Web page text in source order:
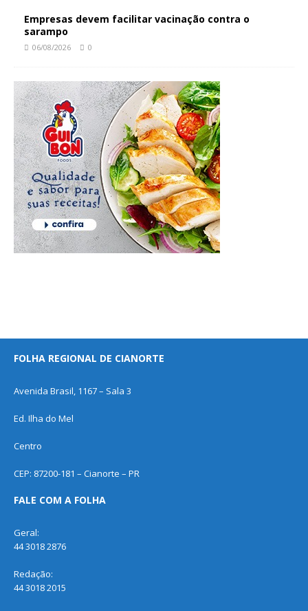
Empresas devem facilitar vacinação contra o
sarampo
06/08/2026 0
FOLHA REGIONAL DE CIANORTE
Avenida Brasil, 1167 – Sala 3
Ed. Ilha do Mel
Centro
CEP: 87200-181 – Cianorte – PR
FALE COM A FOLHA
Geral:
44 3018 2876
Redação:
44 3018 2015